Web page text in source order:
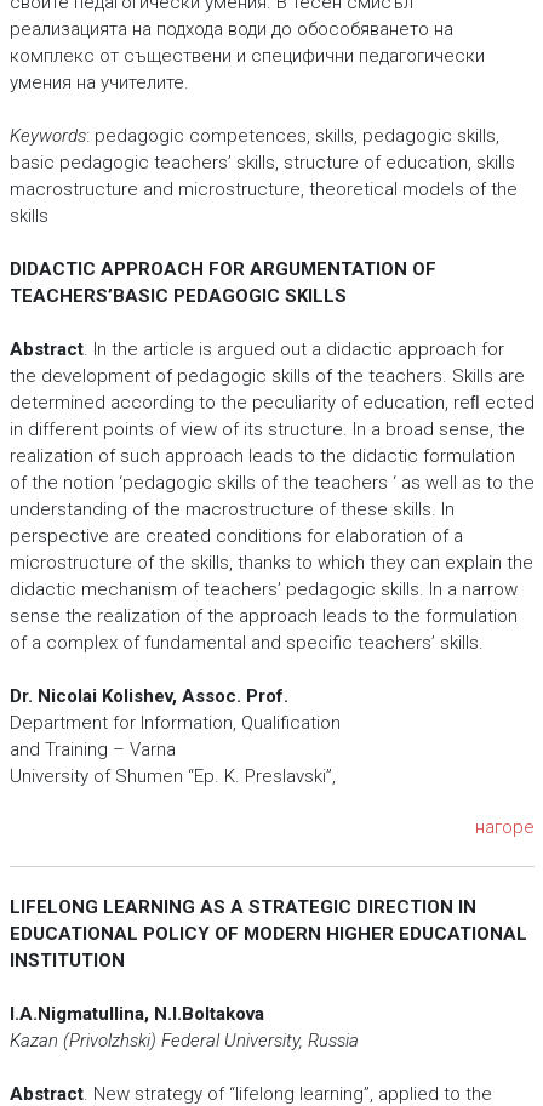
реализацията на подхода води до обособяването на
комплекс от съществени и специфични педагогически
умения на учителите.
Keywords: pedagogic competences, skills, pedagogic skills,
basic pedagogic teachers’ skills, structure of education, skills
macrostructure and microstructure, theoretical models of the
skills
DIDACTIC APPROACH FOR ARGUMENTATION OF
TEACHERS’BASIC PEDAGOGIC SKILLS
Abstract. In the article is argued out a didactic approach for
the development of pedagogic skills of the teachers. Skills are
determined according to the peculiarity of education, reﬂ ected
in different points of view of its structure. In a broad sense, the
realization of such approach leads to the didactic formulation
of the notion ‘pedagogic skills of the teachers ‘ as well as to the
understanding of the macrostructure of these skills. In
perspective are created conditions for elaboration of a
microstructure of the skills, thanks to which they can explain the
didactic mechanism of teachers’ pedagogic skills. In a narrow
sense the realization of the approach leads to the formulation
of a complex of fundamental and specific teachers’ skills.
Dr. Nicolai Kolishev, Аssoc. Prof.
Department for Information, Qualification
and Training – Varna
University of Shumen “Ep. K. Preslavski”,
нагоре
LIFELONG LEARNING AS A STRATEGIC DIRECTION IN
EDUCATIONAL POLICY OF MODERN HIGHER EDUCATIONAL
INSTITUTION
I.A.Nigmatullina, N.I.Boltakova
Kazan (Privolzhski) Federal University, Russia
Abstract. New strategy of “lifelong learning”, applied to the